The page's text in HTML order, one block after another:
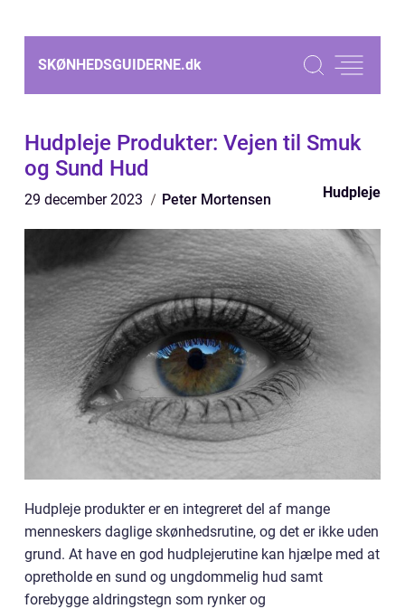
SKØNHEDSGUIDERNE.dk
Hudpleje Produkter: Vejen til Smuk
og Sund Hud
29 december 2023 Peter Mortensen Hudpleje
Hudpleje produkter er en integreret del af mange
menneskers daglige skønhedsrutine, og det er ikke uden
grund. At have en god hudplejerutine kan hjælpe med at
opretholde en sund og ungdommelig hud samt
forebygge aldringstegn som rynker og